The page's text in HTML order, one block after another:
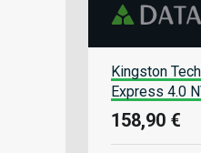
Kingston
Express 4.0
158,90 €